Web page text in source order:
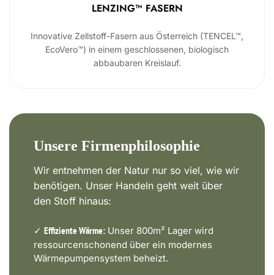
LENZING™ FASERN
Innovative Zellstoff-Fasern aus Österreich (TENCEL™,
EcoVero™) in einem geschlossenen, biologisch
abbaubaren Kreislauf.
Unsere Firmenphilosophie
Wir entnehmen der Natur nur so viel, wie wir
benötigen. Unser Handeln geht weit über
den Stoff hinaus:
✓ Effiziente Wärme: Unser 800m² Lager wird
ressourcenschonend über ein modernes
Wärmepumpensystem beheizt.